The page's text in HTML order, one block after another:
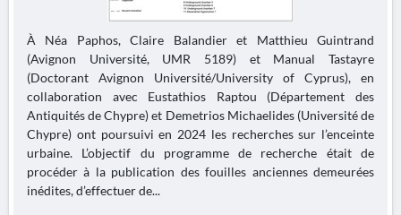
À Néa Paphos, Claire Balandier et Matthieu Guintrand
(Avignon Université, UMR 5189) et Manual Tastayre
(Doctorant Avignon Université/University of Cyprus), en
collaboration avec Eustathios Raptou (Département des
Antiquités de Chypre) et Demetrios Michaelides (Université de
Chypre) ont poursuivi en 2024 les recherches sur l’enceinte
urbaine. L’objectif du programme de recherche était de
procéder à la publication des fouilles anciennes demeurées
inédites, d’effectuer de...